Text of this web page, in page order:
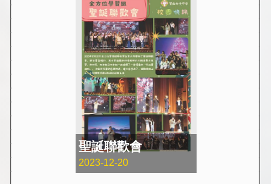
聖誕聯歡會
2023-12-20